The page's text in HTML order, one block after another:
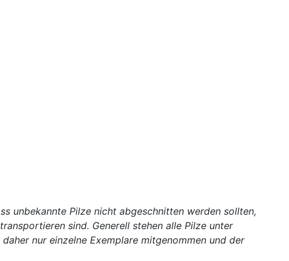
unbekannte Pilze nicht abgeschnitten werden sollten,
sind. Generell stehen alle Pilze unter
nur einzelne Exemplare mitgenommen und der